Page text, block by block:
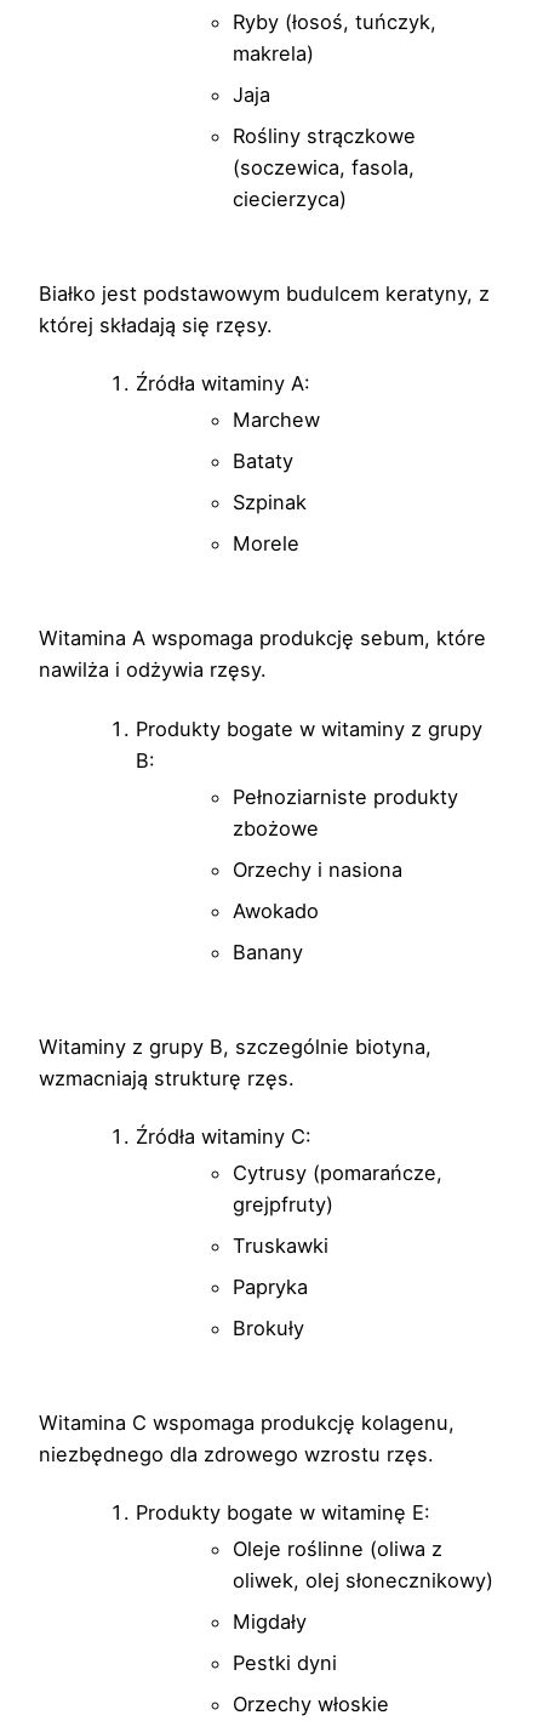
Ryby (łosoś, tuńczyk,
makrela)
Jaja
Rośliny strączkowe
(soczewica, fasola,
ciecierzyca)
Białko jest podstawowym budulcem keratyny, z
której składają się rzęsy.
Źródła witaminy A:
Marchew
Bataty
Szpinak
Morele
Witamina A wspomaga produkcję sebum, które
nawilża i odżywia rzęsy.
Produkty bogate w witaminy z grupy
B:
Pełnoziarniste produkty
zbożowe
Orzechy i nasiona
Awokado
Banany
Witaminy z grupy B, szczególnie biotyna,
wzmacniają strukturę rzęs.
Źródła witaminy C:
Cytrusy (pomarańcze,
grejpfruty)
Truskawki
Papryka
Brokuły
Witamina C wspomaga produkcję kolagenu,
niezbędnego dla zdrowego wzrostu rzęs.
Produkty bogate w witaminę E:
Oleje roślinne (oliwa z
oliwek, olej słonecznikowy)
Migdały
Pestki dyni
Orzechy włoskie